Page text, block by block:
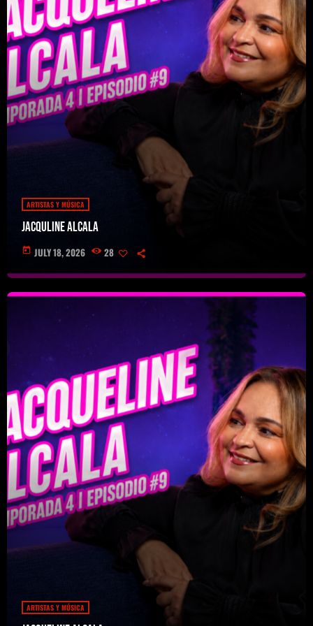
ARTISTAS Y MÚSICA
Jacquline Alcala
today JULY 18, 2026 28
ARTISTAS Y MÚSICA